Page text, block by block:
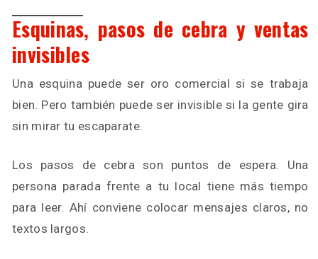
Esquinas, pasos de cebra y ventas
invisibles
Una esquina puede ser oro comercial si se trabaja
bien. Pero también puede ser invisible si la gente gira
sin mirar tu escaparate.
Los pasos de cebra son puntos de espera. Una
persona parada frente a tu local tiene más tiempo
para leer. Ahí conviene colocar mensajes claros, no
textos largos.